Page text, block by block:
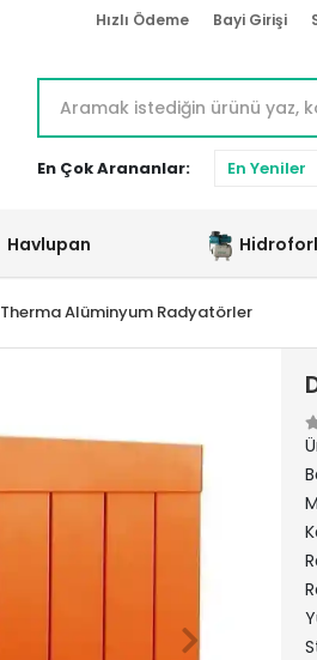
Hızlı Ödeme Bayi Girişi
En Çok Arananlar: En Yeniler
Havlupan
Therma Alüminyum Radyatörler